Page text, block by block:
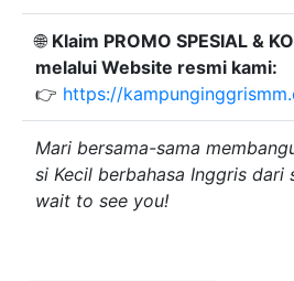
🌐 Klaim PROMO SPESIAL &
melalui Website resmi kami:
👉 https://
Mari bersama-sama
si Kecil berbahasa Inggris dari
wait to see you!